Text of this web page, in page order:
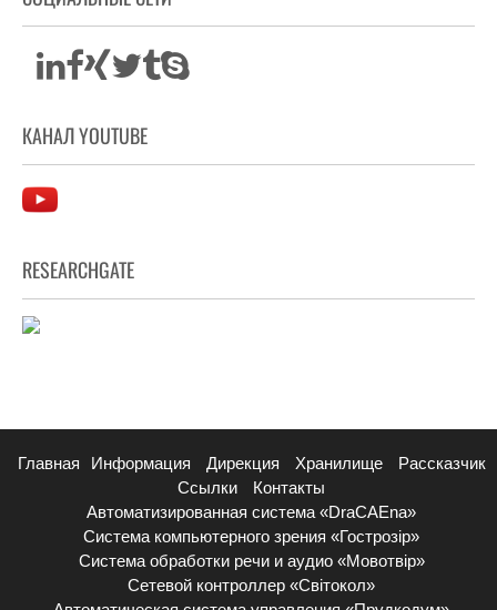
КАНАЛ YOUTUBE
RESEARCHGATE
Главная Информация Дирекция Хранилище
Рассказчик
Ссылки
Контакты
Автоматизированная система «DraCAEna»
Система компьютерного зрения «Гострозір»
Система обработки речи и аудио «Мовотвір»
Сетевой контроллер «Світокол»